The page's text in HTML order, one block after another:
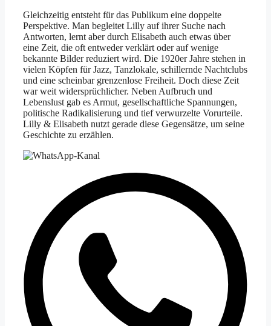
Gleichzeitig entsteht für das Publikum eine doppelte
Perspektive. Man begleitet Lilly auf ihrer Suche nach
Antworten, lernt aber durch Elisabeth auch etwas über
eine Zeit, die oft entweder verklärt oder auf wenige
bekannte Bilder reduziert wird. Die 1920er Jahre stehen in
vielen Köpfen für Jazz, Tanzlokale, schillernde Nachtclubs
und eine scheinbar grenzenlose Freiheit. Doch diese Zeit
war weit widersprüchlicher. Neben Aufbruch und
Lebenslust gab es Armut, gesellschaftliche Spannungen,
politische Radikalisierung und tief verwurzelte Vorurteile.
Lilly & Elisabeth nutzt gerade diese Gegensätze, um seine
Geschichte zu erzählen.